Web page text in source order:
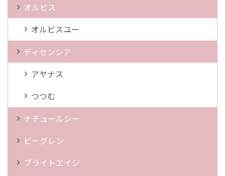
オルビス
オルビスユー
ディセンシア
アヤナス
つつむ
ナチュールシー
ビーグレン
ブライトエイジ